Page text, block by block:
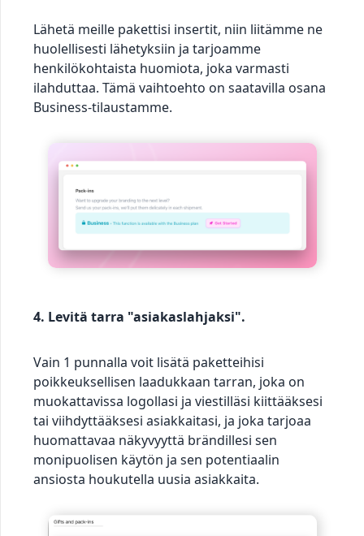
Lähetä meille pakettisi insertit, niin liitämme ne
huolellisesti lähetyksiin ja tarjoamme
henkilökohtaista huomiota, joka varmasti
ilahduttaa. Tämä vaihtoehto on saatavilla osana
Business-tilaustamme.
4. Levitä tarra "asiakaslahjaksi".
Vain 1 punnalla voit lisätä paketteihisi
poikkeuksellisen laadukkaan tarran, joka on
muokattavissa logollasi ja viestilläsi kiittääksesi
tai viihdyttääksesi asiakkaitasi, ja joka tarjoaa
huomattavaa näkyvyyttä brändillesi sen
monipuolisen käytön ja sen potentiaalin
ansiosta houkutella uusia asiakkaita.